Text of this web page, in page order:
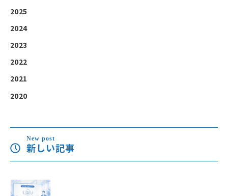
2025
2024
2023
2022
2021
2020
New post
新しい記事